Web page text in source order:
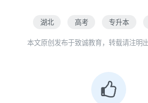
在知识体系上覆盖公共行政原理、
等核心领域，帮助学生适应公共部
行政管理的多重需求。本专业毕业
湖北 高考 专升本
本文原创发布于致诚教育，转载请注明